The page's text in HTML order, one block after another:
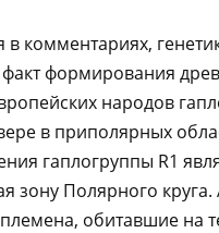
в комментариях,
формирования
народов
в приполярных
гаплогруппы R1
зону Полярного
обитавшие на